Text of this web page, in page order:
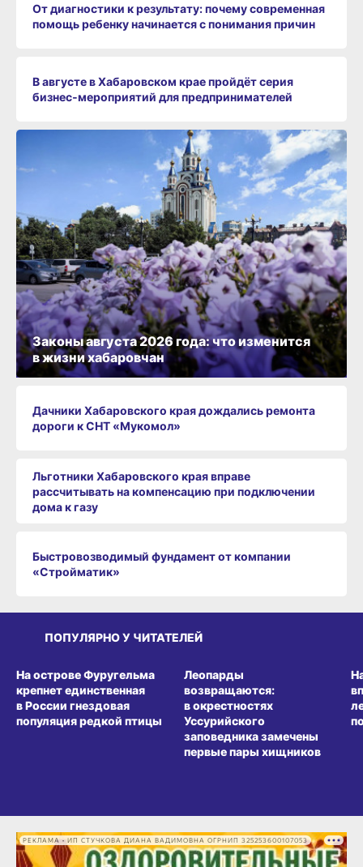
От диагностики к результату: почему современная
помощь ребенку начинается с понимания причин
В августе в Хабаровском крае пройдёт серия
бизнес‑мероприятий для предпринимателей
Дачники Хабаровского края дождались ремонта
дороги к СНТ «Мукомол»
Льготники Хабаровского края вправе
рассчитывать на компенсацию при подключении
дома к газу
Быстровозводимый фундамент от компании
«Стройматик»
Законы августа 2026 года: что изменится
в жизни хабаровчан
ПОПУЛЯРНО У ЧИТАТЕЛЕЙ
На острове Фуругельма
крепнет единственная
в России гнездовая
популяция редкой птицы
Леопарды
возвращаются:
в окрестностях
Уссурийского
заповедника замечены
первые пары хищников
РЕКЛАМА • ИП СТУЧКОВА ДИАНА ВАДИМОВНА ОГРНИП 325253600107053